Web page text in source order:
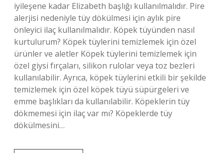
iyileşene kadar Elizabeth başlığı kullanılmalıdır. Pire
alerjisi nedeniyle tüy dökülmesi için aylık pire
önleyici ilaç kullanılmalıdır. Köpek tüyünden nasıl
kurtulurum? Köpek tüylerini temizlemek için özel
ürünler ve aletler Köpek tüylerini temizlemek için
özel giysi fırçaları, silikon rulolar veya toz bezleri
kullanılabilir. Ayrıca, köpek tüylerini etkili bir şekilde
temizlemek için özel köpek tüyü süpürgeleri ve
emme başlıkları da kullanılabilir. Köpeklerin tüy
dökmemesi için ilaç var mı? Köpeklerde tüy
dökülmesini…